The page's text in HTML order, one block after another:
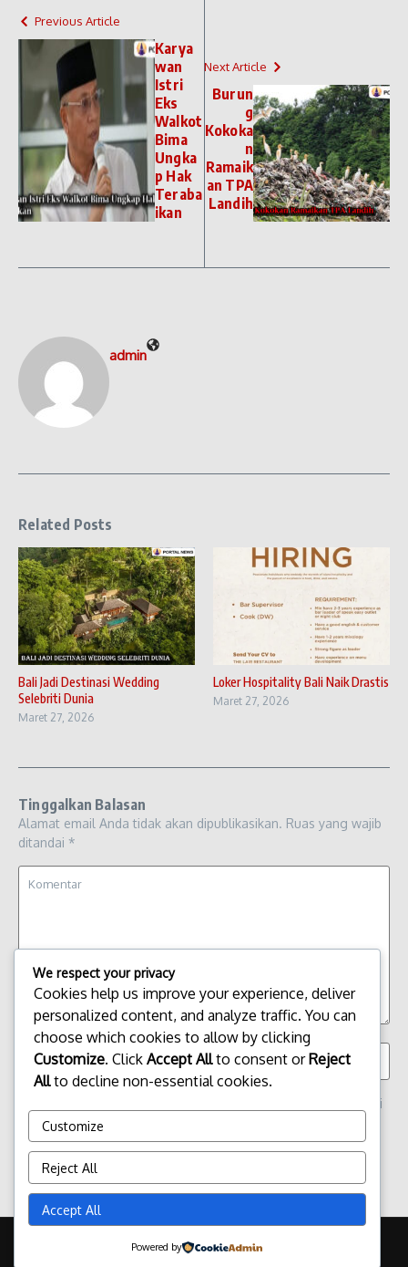
Previous Article
Karya
wan
Istri
Eks
Walkot
Bima
Ungka
p Hak
Teraba
ikan
Next Article
Burun
g
Kokoka
n
Ramaik
an TPA
Landih
admin
Related Posts
Bali Jadi Destinasi Wedding
Selebriti Dunia
Maret 27, 2026
Loker Hospitality Bali Naik Drastis
Maret 27, 2026
Tinggalkan Balasan
Alamat email Anda tidak akan dipublikasikan. Ruas yang wajib
ditandai *
Simpan nama, email, dan situs web saya pada peramban ini
untuk komentar saya berikutnya.
Copyright © 2026 Update Terbaru Bali Portal News | Powered by
We respect your privacy
Cookies help us improve your experience, deliver
personalized content, and analyze traffic. You can
choose which cookies to allow by clicking
Customize. Click Accept Allto consent orReject
Allto decline non-essential cookies.
Customize
Reject All
Accept All
Powered by